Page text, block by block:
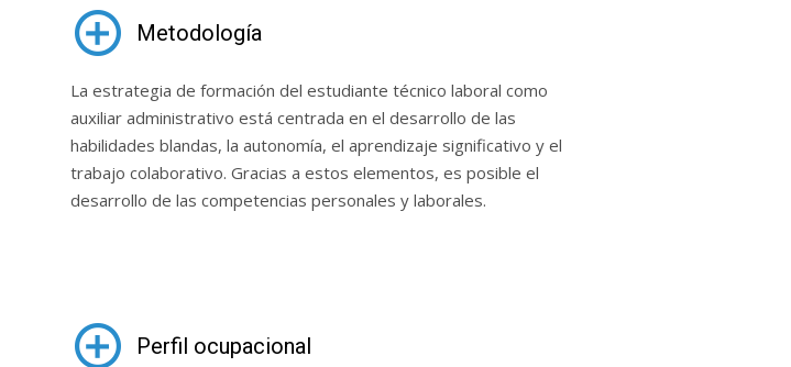
Metodología
La estrategia de formación del estudiante técnico laboral como
auxiliar administrativo está centrada en el desarrollo de las
habilidades blandas, la autonomía, el aprendizaje significativo y el
trabajo colaborativo. Gracias a estos elementos, es posible el
desarrollo de las competencias personales y laborales.
Perfil ocupacional